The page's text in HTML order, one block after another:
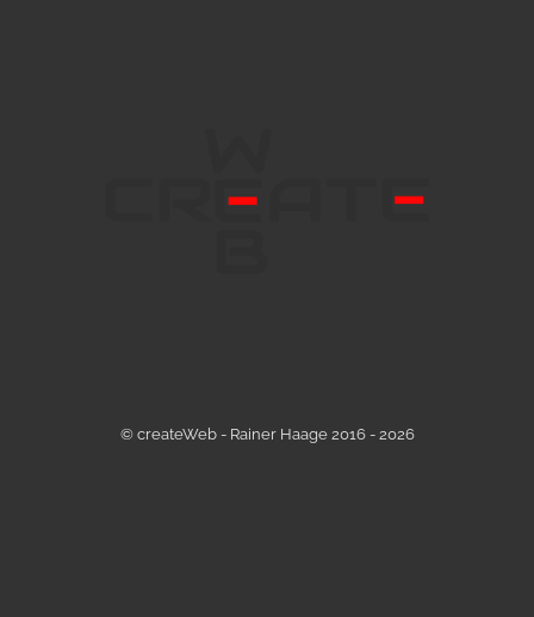
© createWeb - Rainer Haage 2016 - 2026